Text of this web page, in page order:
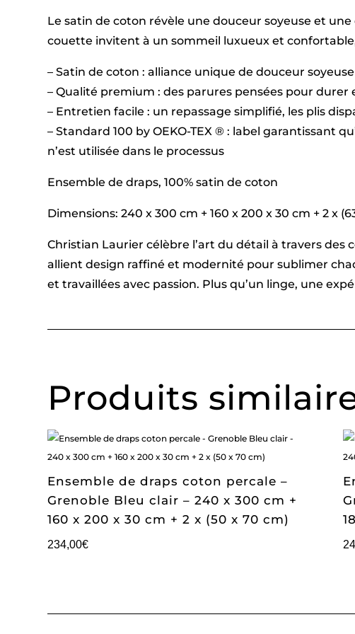
Le satin de coton révèle une douceur soyeuse et
couette invitent à un sommeil luxueux et
– Satin de coton : alliance unique de douceur
– Qualité premium : des parures pensées pour
– Entretien facile : un repassage simplifié, les plis
– Standard 100 by OEKO-TEX ® : label garantissant
n’est utilisée dans le processus
Ensemble de draps, 100% satin de coton
Dimensions: 240 x 300 cm + 160 x 200 x 30 cm + 2 x
Christian Laurier célèbre l’art du détail à travers
allient design raffiné et modernité pour sublimer
et travaillées avec passion. Plus qu’un linge, une
Produits
Ensemble de draps coton percale –
Grenoble Bleu clair – 240 x 300 cm +
160 x 200 x 30 cm + 2 x (50 x 70 cm)
234,00€